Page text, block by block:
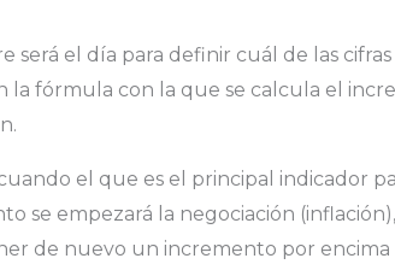
será el día para definir cuál de las
la fórmula con la que se calcula el
el que es el principal indicador
se empezará la negociación
de nuevo un incremento por encima